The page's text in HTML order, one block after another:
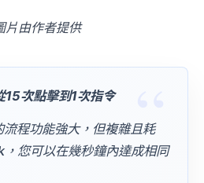
片由作者提供
次點擊到1次指令
流程功能強大，但複雜且耗
您可以在幾秒鐘內達成相同